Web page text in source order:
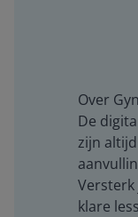
Over
De
zijn
klare